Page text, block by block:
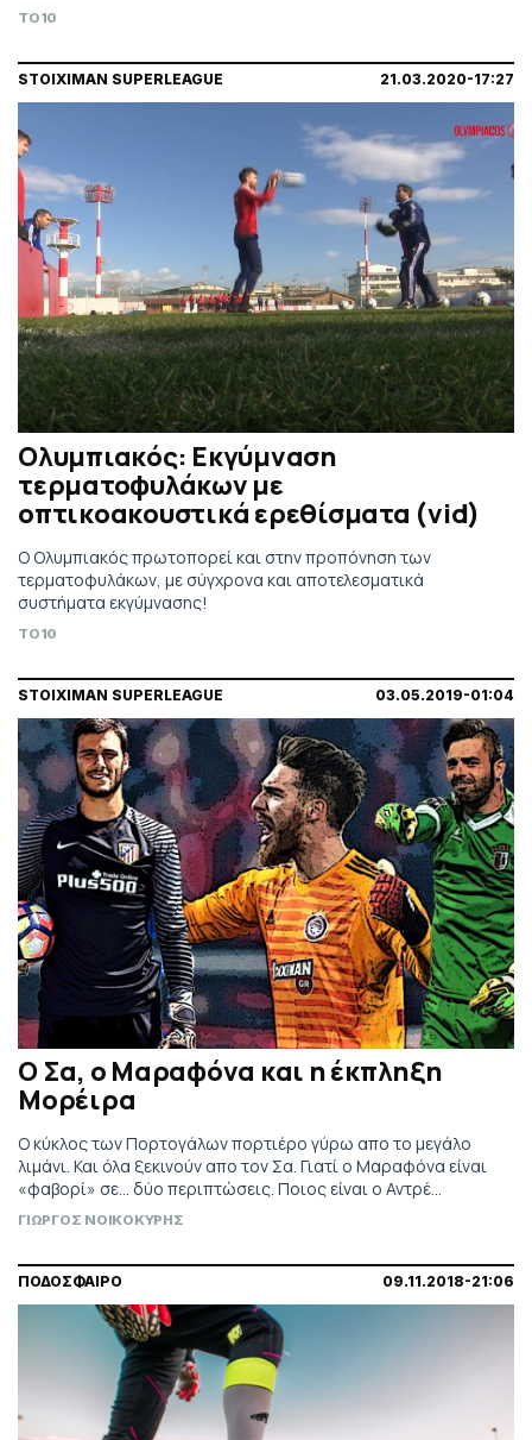
TO10
STOIXIMAN SUPERLEAGUE 21.03.2020-17:27
Ολυμπιακός: Εκγύμναση
τερματοφυλάκων με
οπτικοακουστικά ερεθίσματα (vid)
Ο Ολυμπιακός πρωτοπορεί και στην προπόνηση των
τερματοφυλάκων, με σύγχρονα και αποτελεσματικά
συστήματα εκγύμνασης!
TO10
STOIXIMAN SUPERLEAGUE 03.05.2019-01:04
Ο Σα, ο Μαραφόνα και η έκπληξη
Μορέιρα
Ο κύκλος των Πορτογάλων πορτιέρο γύρω απο το μεγάλο
λιμάνι. Και όλα ξεκινούν απο τον Σα. Γιατί ο Μαραφόνα είναι
«φαβορί» σε... δύο περιπτώσεις. Ποιος είναι ο Αντρέ
Μορέιρα που επίσης έχει προταθεί στους Ερυθρόλευκους
ΓΙΩΡΓΟΣ ΝΟΙΚΟΚΥΡΗΣ
ΠΟΔΟΣΦΑΙΡΟ 09.11.2018-21:06